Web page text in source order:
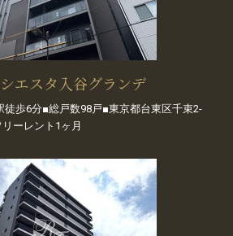
エスタ入谷グランデ
徒歩6分■総戸数98戸■東京都台東区千束2-
ーレント1ヶ月